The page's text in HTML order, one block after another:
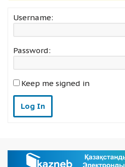
Username:
Password:
Keep me signed in
Log In